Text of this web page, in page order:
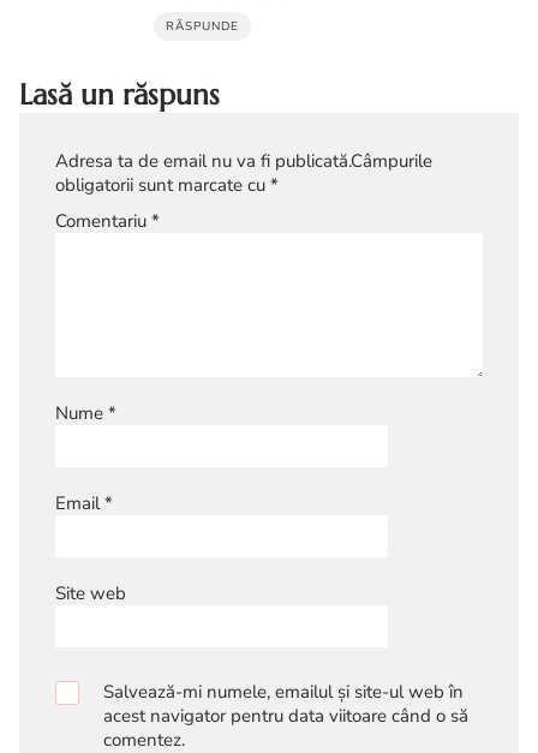
RĂSPUNDE
Lasă un răspuns
Adresa ta de email nu va fi publicată.Câmpurile
obligatorii sunt marcate cu *
Comentariu *
Nume *
Email*
Site web
Salvează-mi numele, emailul și site-ul web în
acest navigator pentru data viitoare când o să
comentez.